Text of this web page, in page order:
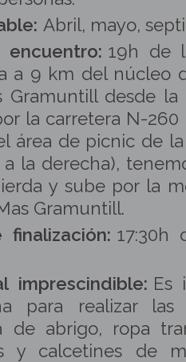
Abril, mayo,
19h de
a 9 km del núcleo
Gramuntill desde
la carretera N-260
área de picnic de
la derecha),
y sube por la
Gramuntill.
imprescindible: Es
para realizar las
de abrigo, ropa
y calcetines de